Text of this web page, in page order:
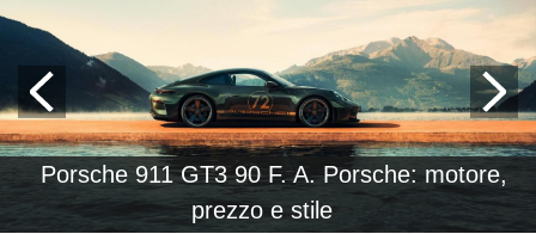
Porsche 911 GT3 90 F. A. Porsche: motore,
prezzo e stile